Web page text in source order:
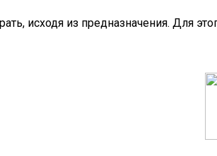
исходя из предназначения. Для